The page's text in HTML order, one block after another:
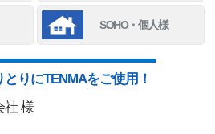
SOHO・個人様
りにTENMAをご使用！
様